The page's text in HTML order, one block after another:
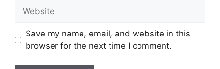
Website
Save my name, email, and website in this
browser for the next time I comment.